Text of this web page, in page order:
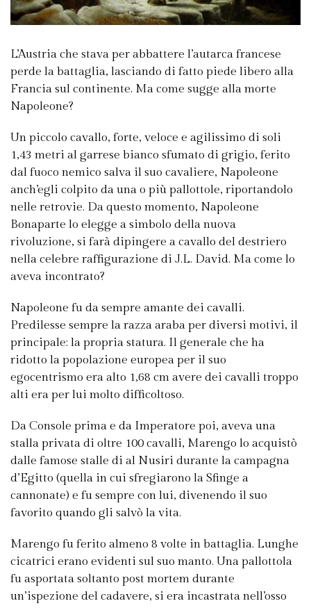
L’Austria che stava per abbattere l’autarca francese
perde la battaglia, lasciando di fatto piede libero alla
Francia sul continente. Ma come sugge alla morte
Napoleone?
Un piccolo cavallo, forte, veloce e agilissimo di soli
1,43 metri al garrese bianco sfumato di grigio, ferito
dal fuoco nemico salva il suo cavaliere, Napoleone
anch’egli colpito da una o più pallottole, riportandolo
nelle retrovie. Da questo momento, Napoleone
Bonaparte lo elegge a simbolo della nuova
rivoluzione, si farà dipingere a cavallo del destriero
nella celebre raffigurazione di J.L. David. Ma come lo
aveva incontrato?
Napoleone fu da sempre amante dei cavalli.
Predilesse sempre la razza araba per diversi motivi, il
principale: la propria statura. Il generale che ha
ridotto la popolazione europea per il suo
egocentrismo era alto 1,68 cm avere dei cavalli troppo
alti era per lui molto difficoltoso.
Da Console prima e da Imperatore poi, aveva una
stalla privata di oltre 100 cavalli, Marengo lo acquistò
dalle famose stalle di al Nusiri durante la campagna
d’Egitto (quella in cui sfregiarono la Sfinge a
cannonate) e fu sempre con lui, divenendo il suo
favorito quando gli salvò la vita.
Marengo fu ferito almeno 8 volte in battaglia. Lunghe
cicatrici erano evidenti sul suo manto. Una pallottola
fu asportata soltanto post mortem durante
un’ispezione del cadavere, si era incastrata nell’osso